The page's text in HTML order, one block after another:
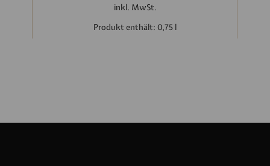
inkl. MwSt.
Produkt enthält: 0,75 l